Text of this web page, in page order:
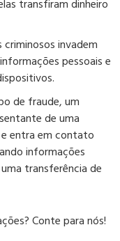
transfiram dinheiro
criminosos invadem
pessoais e
de fraude, um
de uma
entra em contato
informações
transferência de
Conte para nós!